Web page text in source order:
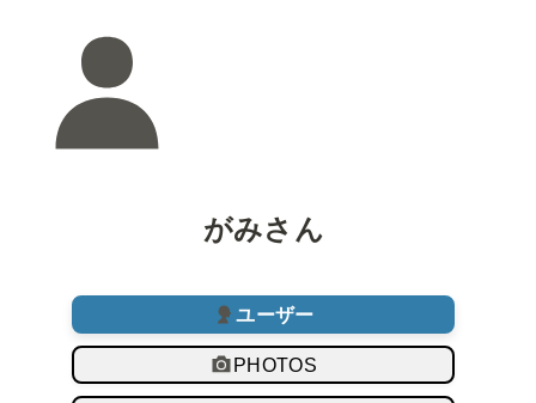
がみさん
ユーザー
PHOTOS